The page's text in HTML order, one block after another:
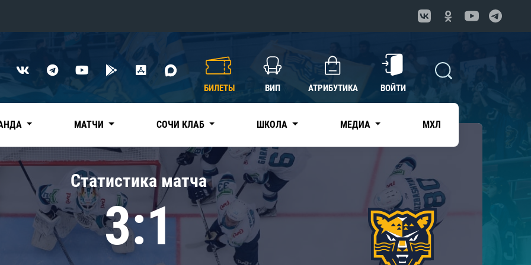
Нефтехимик
Дивизион Чернышева
Авангард
Адмирал
КХЛ
БИЛЕТЫ ВИП АТРИБУТИКА ВОЙТИ
МАТЧИ СОЧИ КЛАБ ШКОЛА МЕДИА МХЛ
Статистика матча
3:1